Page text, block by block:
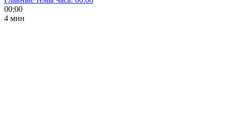
00:00
4 мин